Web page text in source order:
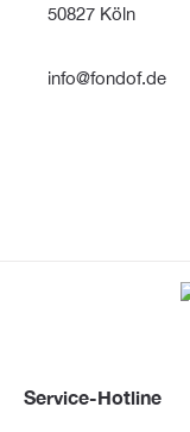
50827 Köln
info@fondof.de
Service-Hotline